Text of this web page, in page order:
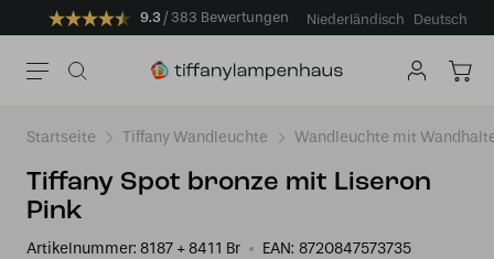
9.3 383 Bewertungen Niederländisch Deutsch
Startseite Tiffany Wandleuchte Wandleuchte mit
Tiffany Spot bronze mit Liseron
Pink
Artikelnummer: 8187 + 8411 Br EAN: 8720847573735